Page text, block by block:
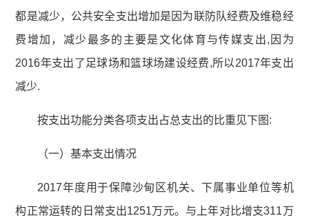
都是减少，公共安全支出增加是因为联防队经费及维稳经
费增加，减少最多的主要是文化体育与传媒支出,因为
2016年支出了足球场和篮球场建设经费,所以2017年支出
减少.
按支出功能分类各项支出占总支出的比重见下图:
（一）基本支出情况
2017年度用于保障沙甸区机关、下属事业单位等机
构正常运转的日常支出1251万元。与上年对比增支311万